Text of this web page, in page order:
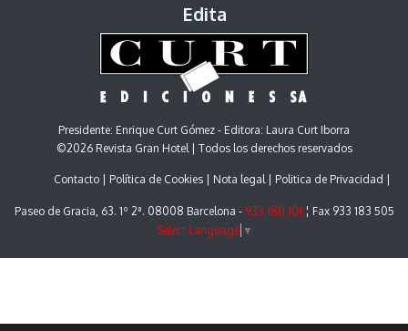
Edita
Presidente: Enrique Curt Gómez - Editora: Laura Curt Iborra
©2026 Revista Gran Hotel | Todos los derechos reservados
Contacto Política de Cookies Nota legal Politica de Privacidad
Paseo de Gracia, 63. 1º 2ª. 08008 Barcelona - 933 180 101 ¦ Fax 933 183 505
Select Language ▼